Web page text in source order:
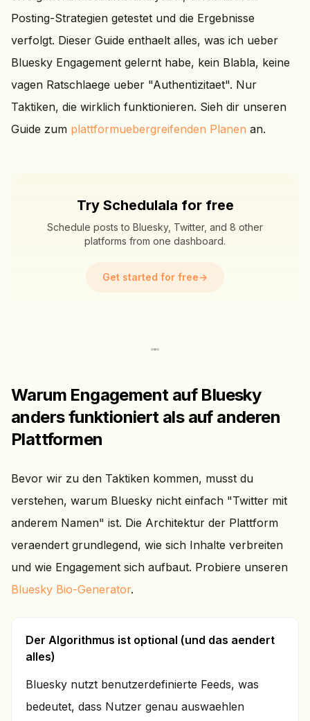
Posting-Strategien getestet und die Ergebnisse
verfolgt. Dieser Guide enthaelt alles, was ich ueber
Bluesky Engagement gelernt habe, kein Blabla, keine
vagen Ratschlaege ueber "Authentizitaet". Nur
Taktiken, die wirklich funktionieren. Sieh dir unseren
Guide zum plattformuebergreifenden Planen an.
Try Schedulala for free
Schedule posts to Bluesky, Twitter, and 8 other
platforms from one dashboard.
Get started for free→
Warum Engagement auf Bluesky
anders funktioniert als auf anderen
Plattformen
Bevor wir zu den Taktiken kommen, musst du
verstehen, warum Bluesky nicht einfach "Twitter mit
anderem Namen" ist. Die Architektur der Plattform
veraendert grundlegend, wie sich Inhalte verbreiten
und wie Engagement sich aufbaut. Probiere unseren
Bluesky Bio-Generator.
Der Algorithmus ist optional (und das aendert
alles)
Bluesky nutzt benutzerdefinierte Feeds, was
bedeutet, dass Nutzer genau auswaehlen